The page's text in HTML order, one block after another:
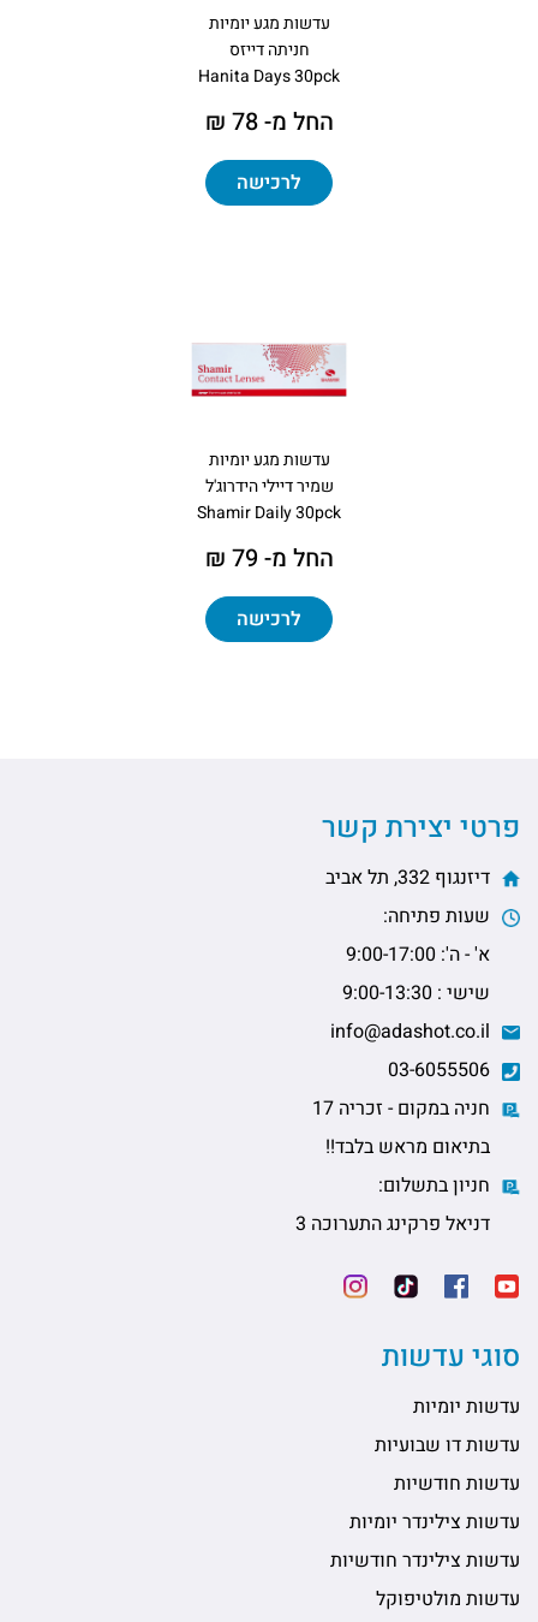
עדשות מגע יומיות
חניתה דייזס
Hanita Days 30pck
החל מ- 78 ₪
לרכישה
עדשות מגע יומיות
שמיר דיילי הידרוג'ל
Shamir Daily 30pck
החל מ- 79 ₪
לרכישה
פרטי יצירת קשר
דיזנגוף 332, תל אביב
שעות פתיחה:
א' - ה': 9:00-17:00
שישי : 9:00-13:30
חניה במקום - זכריה 17
בתיאום מראש בלבד!!
חניון בתשלום:
דניאל פרקינג התערוכה 3
סוגי עדשות
עדשות יומיות
עדשות דו שבועיות
עדשות חודשיות
עדשות צילינדר יומיות
עדשות צילינדר חודשיות
עדשות מולטיפוקל